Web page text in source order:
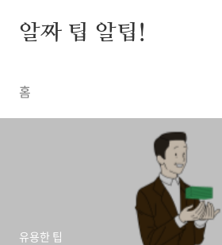
알짜 팁 알팁!
홈
유용한 팁